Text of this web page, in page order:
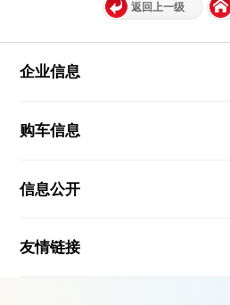
返回上一级
企业信息
购车信息
信息公开
友情链接